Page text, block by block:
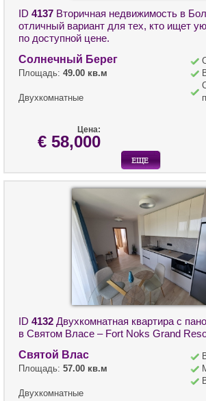
ID 4137 Вторичная недвижимость в
отличный вариант для тех, кто ищет
по доступной цене.
Солнечный Берег
Площадь: 49.00 кв.м
Двухкомнатные
Цена:
€ 58,000
ID 4132 Двухкомнатная квартира с
в Святом Власе – Fort Noks Grand
Святой Влас
Площадь: 57.00 кв.м
Двухкомнатные